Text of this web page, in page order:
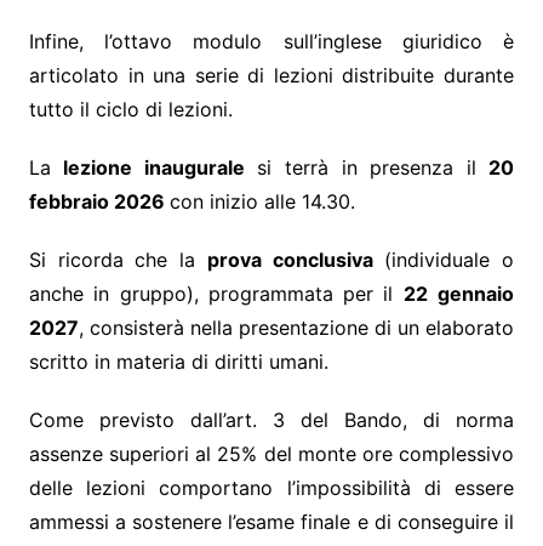
Infine, l’ottavo modulo sull’inglese giuridico è
articolato in una serie di lezioni distribuite durante
tutto il ciclo di lezioni.
La lezione inaugurale si terrà in presenza il 20
febbraio 2026 con inizio alle 14.30.
Si ricorda che la prova conclusiva(individuale o
anche in gruppo), programmata per il 22 gennaio
2027, consisterà nella presentazione di un elaborato
scritto in materia di diritti umani.
Come previsto dall’art. 3 del Bando, di norma
assenze superiori al 25% del monte ore complessivo
delle lezioni comportano l’impossibilità di essere
ammessi a sostenere l’esame finale e di conseguire il